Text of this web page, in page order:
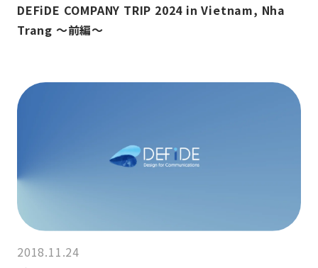
DEFiDE COMPANY TRIP 2024 in Vietnam, Nha
Trang ～前編～
2018.11.24